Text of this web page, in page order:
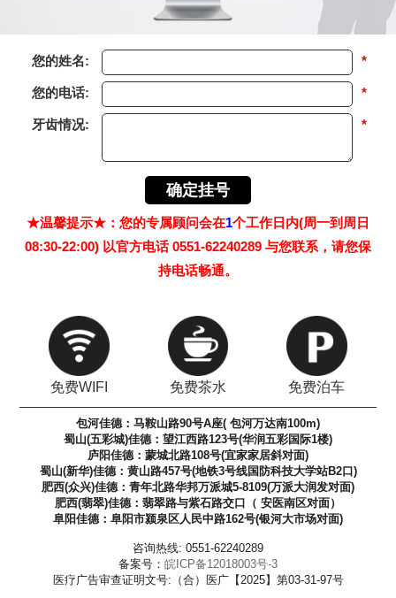
您的姓名: *
您的电话: *
牙齿情况: *
★温馨提示★：您的专属顾问会在1个工作日内(周一到周日
08:30-22:00) 以官方电话 0551-62240289 与您联系，请您保
持电话畅通。
免费WIFI 免费茶水 免费泊车
包河佳德：马鞍山路90号A座( 包河万达南100m)
蜀山(五彩城)佳德：望江西路123号(华润五彩国际1楼)
庐阳佳德：蒙城北路108号(宜家家居斜对面)
蜀山(新华)佳德：黄山路457号(地铁3号线国防科技大学站B2口)
肥西(众兴)佳德：青年北路华邦万派城5-8109(万派大润发对面)
肥西(翡翠)佳德：翡翠路与紫石路交口（ 安医南区对面）
阜阳佳德：阜阳市颍泉区人民中路162号(银河大市场对面)
咨询热线: 0551-62240289
备案号： 皖ICP备12018003号-3
医疗广告审查证明文号:（合）医广【2025】第03-31-97号